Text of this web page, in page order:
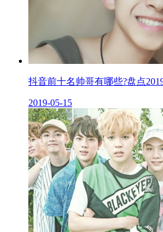
抖音前十名帅哥有哪些?盘点
2019-05-15